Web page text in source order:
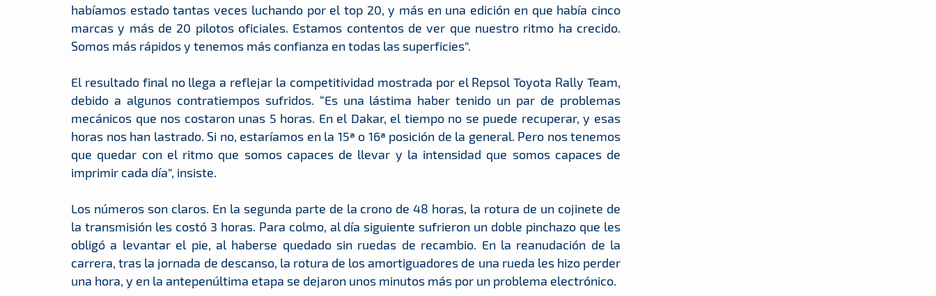
habíamos estado tantas veces luchando por el top 20, y más en una edición en que había cinco
marcas y más de 20 pilotos oficiales. Estamos contentos de ver que nuestro ritmo ha crecido.
Somos más rápidos y tenemos más confianza en todas las superficies”.
El resultado final no llega a reflejar la competitividad mostrada por el Repsol Toyota Rally Team,
debido a algunos contratiempos sufridos. “Es una lástima haber tenido un par de problemas
mecánicos que nos costaron unas 5 horas. En el Dakar, el tiempo no se puede recuperar, y esas
horas nos han lastrado. Si no, estaríamos en la 15ª o 16ª posición de la general. Pero nos tenemos
que quedar con el ritmo que somos capaces de llevar y la intensidad que somos capaces de
imprimir cada día”, insiste.
Los números son claros. En la segunda parte de la crono de 48 horas, la rotura de un cojinete de
la transmisión les costó 3 horas. Para colmo, al día siguiente sufrieron un doble pinchazo que les
obligó a levantar el pie, al haberse quedado sin ruedas de recambio. En la reanudación de la
carrera, tras la jornada de descanso, la rotura de los amortiguadores de una rueda les hizo perder
una hora, y en la antepenúltima etapa se dejaron unos minutos más por un problema electrónico.